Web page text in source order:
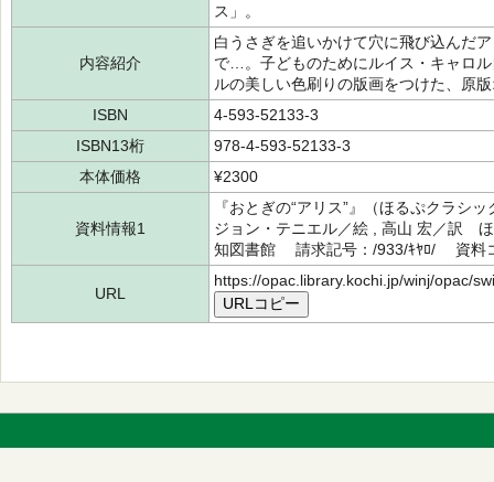
ス」。
内容紹介
白うさぎを追いかけて穴に飛び込んだ
で…。子どものためにルイス・キャロ
ルの美しい色刷りの版画をつけた、原
ISBN
4-593-52133-3
ISBN13桁
978-4-593-52133-3
本体価格
¥2300
資料情報1
『おとぎの“アリス”』（ほるぷクラ
ジョン・テニエル／絵 , 高山 宏／訳
知図書館 請求記号：/933/ｷﾔﾛ/ 資料
URL
https://opac.library.kochi.jp/winj/opac/
URLコピー